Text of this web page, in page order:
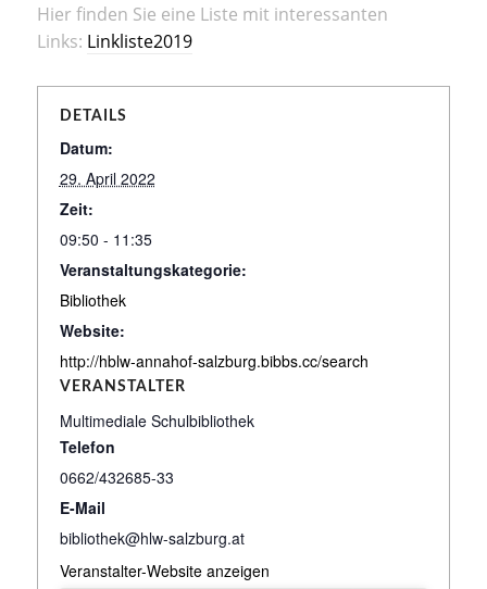
Hier finden Sie eine Liste mit interessanten
Links: Linkliste2019
DETAILS
Datum:
29. April 2022
Zeit:
09:50 - 11:35
Veranstaltungskategorie:
Bibliothek
Website:
http://hblw-annahof-salzburg.bibbs.cc/search
VERANSTALTER
Multimediale Schulbibliothek
Telefon
0662/432685-33
E-Mail
bibliothek@hlw-salzburg.at
Veranstalter-Website anzeigen